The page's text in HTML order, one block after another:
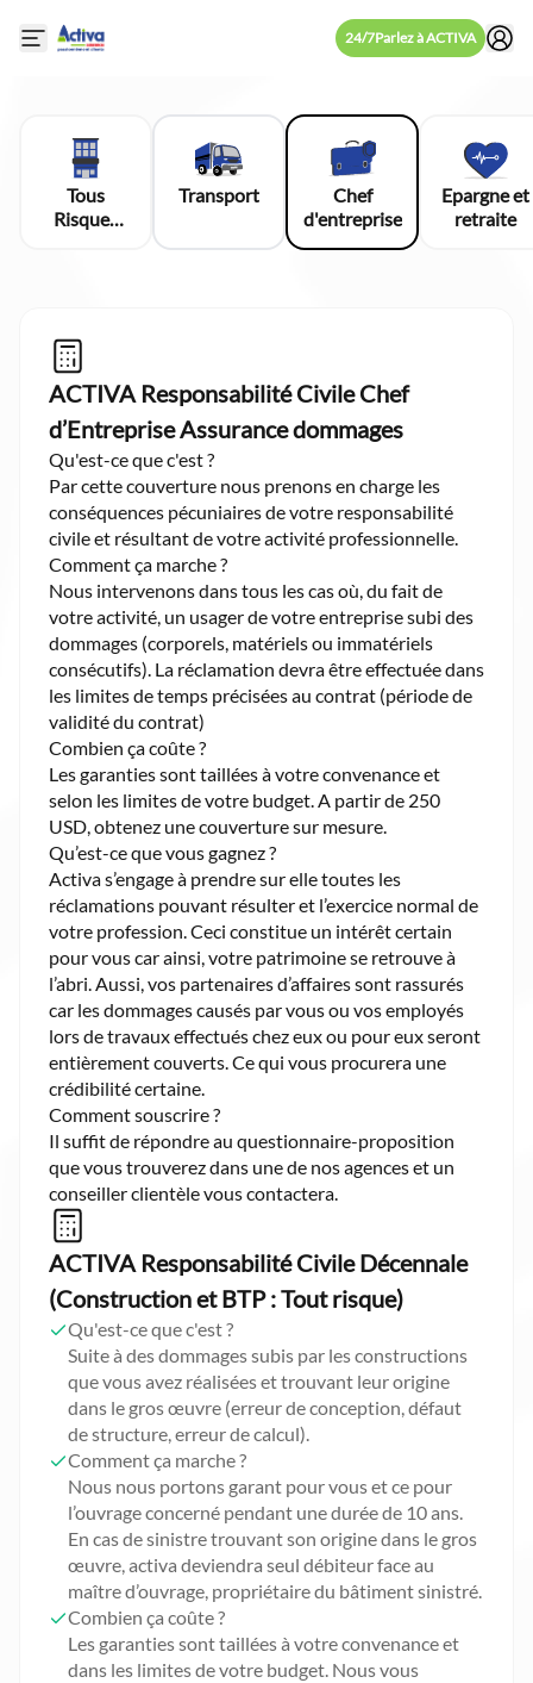
Open mobile side menu 24/7Parlez à ACTIVA
Tous
Risques
Transport
Chef
d'entreprise
Epargne et
retraite
ACTIVA Responsabilité Civile Chef
d’Entreprise Assurance dommages
Qu'est-ce que c'est ?
Par cette couverture nous prenons en charge les
conséquences pécuniaires de votre responsabilité
civile et résultant de votre activité professionnelle.
Comment ça marche ?
Nous intervenons dans tous les cas où, du fait de
votre activité, un usager de votre entreprise subi des
dommages (corporels, matériels ou immatériels
consécutifs). La réclamation devra être effectuée dans
les limites de temps précisées au contrat (période de
validité du contrat)
Combien ça coûte ?
Les garanties sont taillées à votre convenance et
selon les limites de votre budget. A partir de 250
USD, obtenez une couverture sur mesure.
Qu’est-ce que vous gagnez ?
Activa s’engage à prendre sur elle toutes les
réclamations pouvant résulter et l’exercice normal de
votre profession. Ceci constitue un intérêt certain
pour vous car ainsi, votre patrimoine se retrouve à
l’abri. Aussi, vos partenaires d’affaires sont rassurés
car les dommages causés par vous ou vos employés
lors de travaux effectués chez eux ou pour eux seront
entièrement couverts. Ce qui vous procurera une
crédibilité certaine.
Comment souscrire ?
Il suffit de répondre au questionnaire-proposition
que vous trouverez dans une de nos agences et un
conseiller clientèle vous contactera.
ACTIVA Responsabilité Civile Décennale
(Construction et BTP : Tout risque)
Qu'est-ce que c'est ?
Suite à des dommages subis par les constructions
que vous avez réalisées et trouvant leur origine
dans le gros œuvre (erreur de conception, défaut
de structure, erreur de calcul).
Comment ça marche ?
Nous nous portons garant pour vous et ce pour
l’ouvrage concerné pendant une durée de 10 ans.
En cas de sinistre trouvant son origine dans le gros
œuvre, activa deviendra seul débiteur face au
maître d’ouvrage, propriétaire du bâtiment sinistré.
Combien ça coûte ?
Les garanties sont taillées à votre convenance et
dans les limites de votre budget. Nous vous